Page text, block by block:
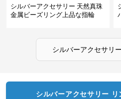
シルバーアクセサリー 天然真珠
金属ビーズリング上品な指輪
シルバーアクセサリー
シルバーアクセサリー